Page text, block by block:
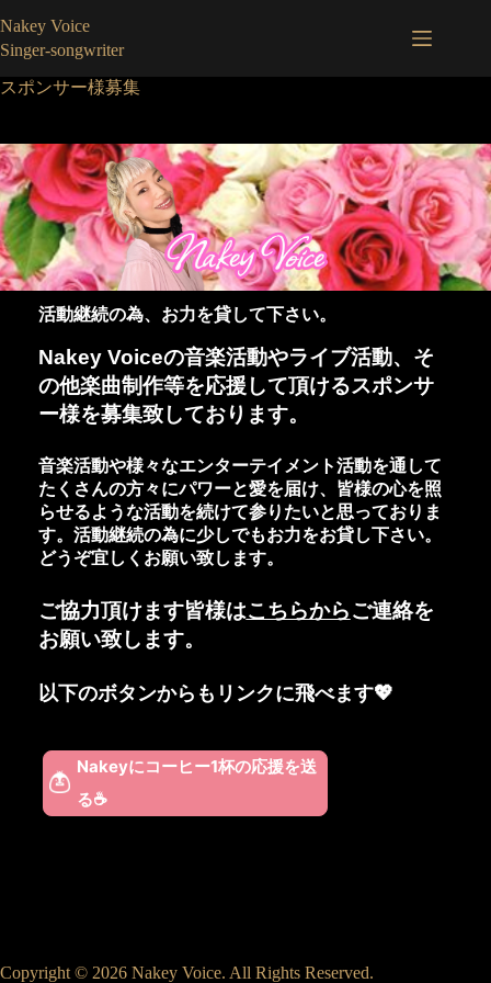
ン
テ
ン
ス
キ
ッ
プ
Nakey Voice
Singer-songwriter
スポンサー様募集
活動継続の為、お力を貸して下さい。
Nakey Voiceの音楽活動やライブ活動、そ
の他楽曲制作等を応援して頂けるスポンサ
ー様を募集致しております。
音楽活動や様々なエンターテイメント活動を通して
たくさんの方々にパワーと愛を届け、皆様の心を照
らせるような活動を続けて参りたいと思っておりま
す。活動継続の為に少しでもお力をお貸し下さい。
どうぞ宜しくお願い致します。
ご協力頂けます皆様はこちらからご連絡を
お願い致します。
以下のボタンからもリンクに飛べます💖
Copyright © 2026 Nakey Voice. All Rights Reserved.